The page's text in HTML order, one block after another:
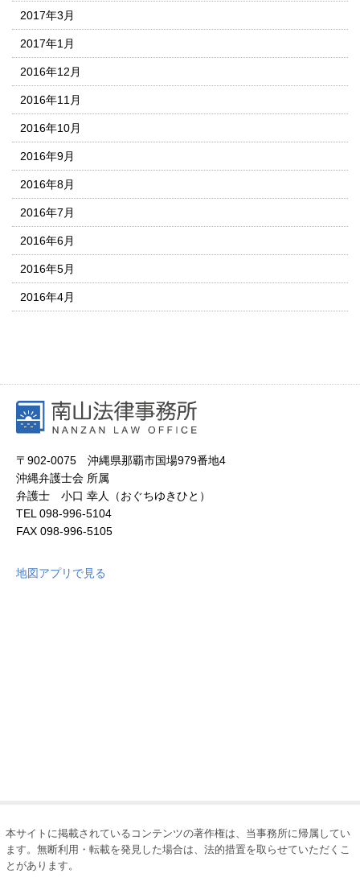
2017年3月
2017年1月
2016年12月
2016年11月
2016年10月
2016年9月
2016年8月
2016年7月
2016年6月
2016年5月
2016年4月
〒902-0075 沖縄県那覇市国場979番地4
沖縄弁護士会 所属
弁護士 小口 幸人（おぐちゆきひと）
TEL 098-996-5104
FAX 098-996-5105
地図アプリで見る
本サイトに掲載されているコンテンツの著作権は、当事務所に帰属してい
ます。無断利用・転載を発見した場合は、法的措置を取らせていただくこ
とがあります。